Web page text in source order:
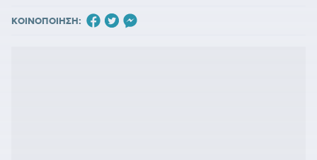
ΚΟΙΝΟΠΟΙΗΣΗ: